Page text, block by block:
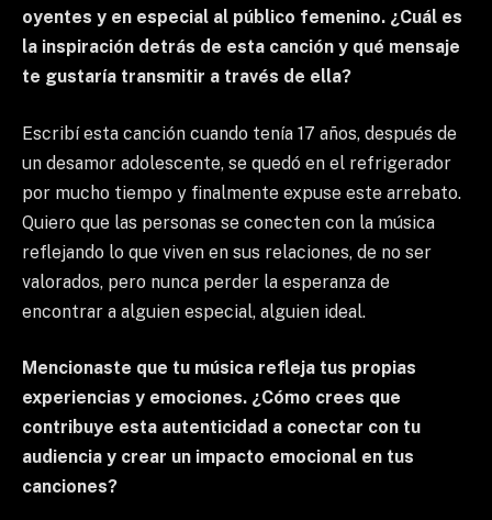
oyentes y en especial al público femenino. ¿Cuál es
la inspiración detrás de esta canción y qué mensaje
te gustaría transmitir a través de ella?
Escribí esta canción cuando tenía 17 años, después de
un desamor adolescente, se quedó en el refrigerador
por mucho tiempo y finalmente expuse este arrebato.
Quiero que las personas se conecten con la música
reflejando lo que viven en sus relaciones, de no ser
valorados, pero nunca perder la esperanza de
encontrar a alguien especial, alguien ideal.
Mencionaste que tu música refleja tus propias
experiencias y emociones. ¿Cómo crees que
contribuye esta autenticidad a conectar con tu
audiencia y crear un impacto emocional en tus
canciones?